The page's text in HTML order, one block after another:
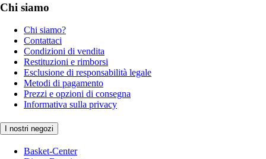
Chi siamo
Chi siamo?
Contattaci
Condizioni di vendita
Restituzioni e rimborsi
Esclusione di responsabilità legale
Metodi di pagamento
Prezzi e opzioni di consegna
Informativa sulla privacy
I nostri negozi
Basket-Center